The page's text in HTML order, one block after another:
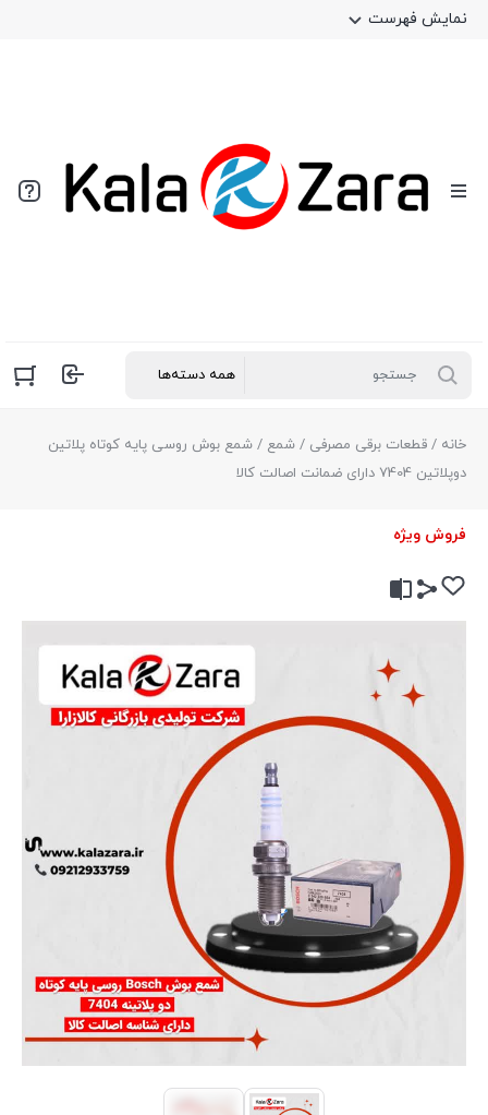
نمایش فهرست
خانه / قطعات برقی مصرفی / شمع / شمع بوش روسی پایه کوتاه پلاتین
دوپلاتین 7404 دارای ضمانت اصالت کالا
فروش ویژه